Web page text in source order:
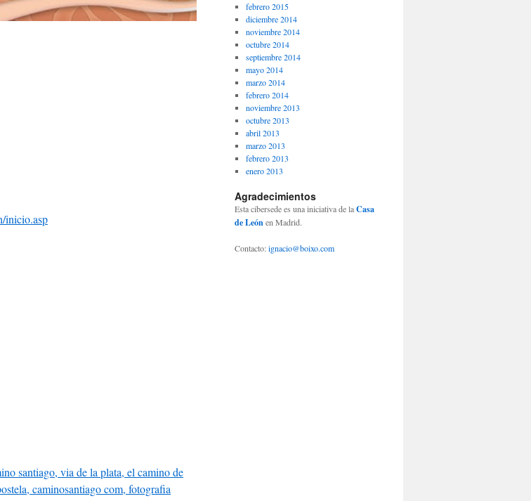
inicio.asp
febrero 2015
diciembre 2014
noviembre 2014
octubre 2014
septiembre 2014
mayo 2014
marzo 2014
febrero 2014
noviembre 2013
octubre 2013
abril 2013
marzo 2013
febrero 2013
enero 2013
Agradecimientos
Esta cibersede es una iniciativa de laCasa
de Leónen Madrid.
Contacto:ignacio@boixo.com